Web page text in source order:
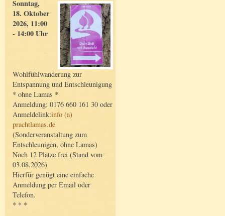
Sonntag,
18. Oktober
2026, 11:00
- 14:00 Uhr
Wohlfühlwanderung zur
Entspannung und Entschleunigung
* ohne Lamas *
Anmeldung: 0176 660 161 30 oder
Anmeldelink:info (a)
prachtlamas.de
(Sonderveranstaltung zum
Entschleunigen, ohne Lamas)
Noch 12 Plätze frei (Stand vom
03.08.2026)
Hierfür genügt eine einfache
Anmeldung per Email oder
Telefon.
* * *